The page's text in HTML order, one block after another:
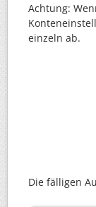
Achtung:
einzeln ab.
Die fälligen